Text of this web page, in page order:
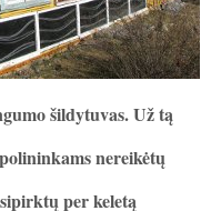
šildytuvas. Už tą
nereikėtų
per keletą